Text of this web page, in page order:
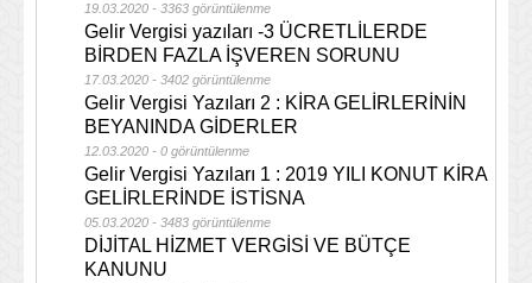
19.03.2020 - 3363 görüntülenme
Gelir Vergisi yazıları -3 ÜCRETLİLERDE
BİRDEN FAZLA İŞVEREN SORUNU
17.03.2020 - 3402 görüntülenme
Gelir Vergisi Yazıları 2 : KİRA GELİRLERİNİN
BEYANINDA GİDERLER
12.03.2020 - 0 görüntülenme
Gelir Vergisi Yazıları 1 : 2019 YILI KONUT KİRA
GELİRLERİNDE İSTİSNA
05.03.2020 - 3483 görüntülenme
DİJİTAL HİZMET VERGİSİ VE BÜTÇE
KANUNU